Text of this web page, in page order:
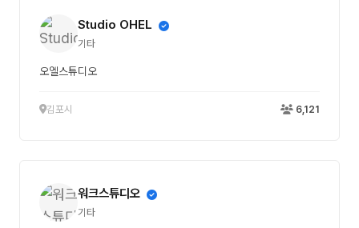
Studio OHEL
기타
오엘스튜디오
김포시 6,121
워크스튜디오
기타